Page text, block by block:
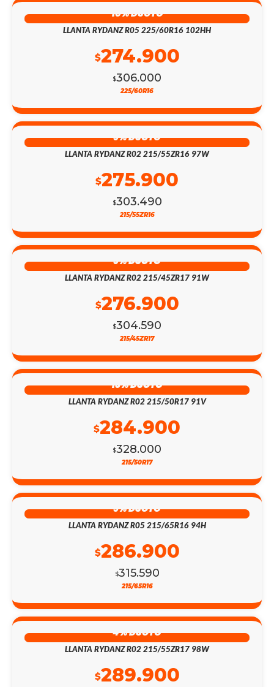
10% DSCTO
LLANTA RYDANZ R05 225/60R16 102HH
$306.000
$274.900
225/60R16
9% DSCTO
LLANTA RYDANZ R02 215/55ZR16 97W
$303.490
$275.900
215/55ZR16
9% DSCTO
LLANTA RYDANZ R02 215/45ZR17 91W
$304.590
$276.900
215/45ZR17
13% DSCTO
LLANTA RYDANZ R02 215/50R17 91V
$328.000
$284.900
215/50R17
9% DSCTO
LLANTA RYDANZ R05 215/65R16 94H
$315.590
$286.900
215/65R16
4% DSCTO
LLANTA RYDANZ R02 215/55ZR17 98W
$289.900